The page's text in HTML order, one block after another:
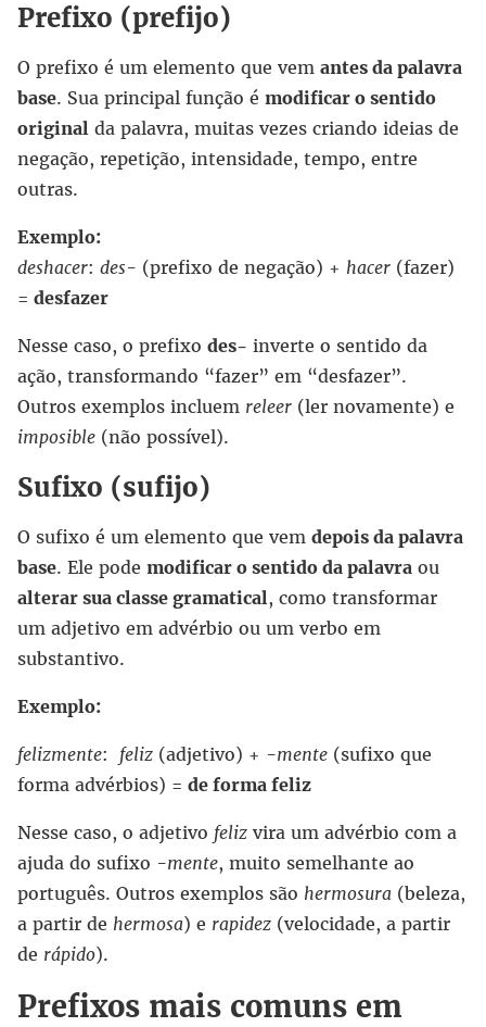
Prefixo (prefijo)
O prefixo é um elemento que vem antes da palavra
base. Sua principal função é modificar o sentido
original da palavra, muitas vezes criando ideias de
negação, repetição, intensidade, tempo, entre
outras.
Exemplo:
deshacer: des- (prefixo de negação) + hacer (fazer)
= desfazer
Nesse caso, o prefixo des- inverte o sentido da
ação, transformando “fazer” em “desfazer”.
Outros exemplos incluem releer (ler novamente) e
imposible (não possível).
Sufixo (sufijo)
O sufixo é um elemento que vem depois da palavra
base. Ele pode modificar o sentido da palavra ou
alterar sua classe gramatical, como transformar
um adjetivo em advérbio ou um verbo em
substantivo.
Exemplo:
felizmente: feliz (adjetivo) + -mente (sufixo que
forma advérbios) = de forma feliz
Nesse caso, o adjetivo feliz vira um advérbio com a
ajuda do sufixo -mente, muito semelhante ao
português. Outros exemplos são hermosura (beleza,
a partir de hermosa) e rapidez (velocidade, a partir
de rápido).
Prefixos mais comuns em